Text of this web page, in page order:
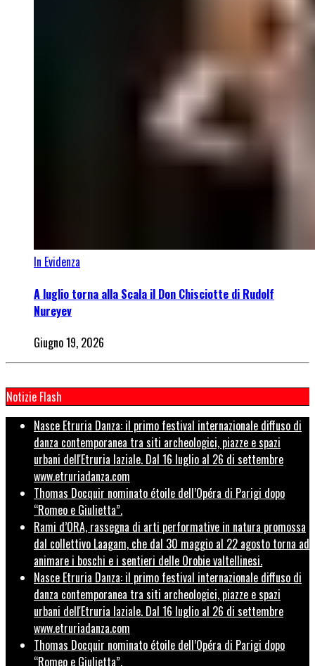
In Evidenza
A luglio torna alla Scala il Don Chisciotte di Rudolf
Nureyev
Giugno 19, 2026
Notizie Flash
Nasce Etruria Danza: il primo festival internazionale diffuso di
danza contemporanea tra siti archeologici, piazze e spazi
urbani dell'Etruria laziale. Dal 16 luglio al 26 di settembre
www.etruriadanza.com
Thomas Docquir nominato étoile dell’Opéra di Parigi dopo
“Romeo e Giulietta”.
Rami d’ORA, rassegna di arti performative in natura promossa
dal collettivo Laagam, che dal 30 maggio al 22 agosto torna ad
animare i boschi e i sentieri delle Orobie valtellinesi.
Nasce Etruria Danza: il primo festival internazionale diffuso di
danza contemporanea tra siti archeologici, piazze e spazi
urbani dell'Etruria laziale. Dal 16 luglio al 26 di settembre
www.etruriadanza.com
Thomas Docquir nominato étoile dell’Opéra di Parigi dopo
“Romeo e Giulietta”.